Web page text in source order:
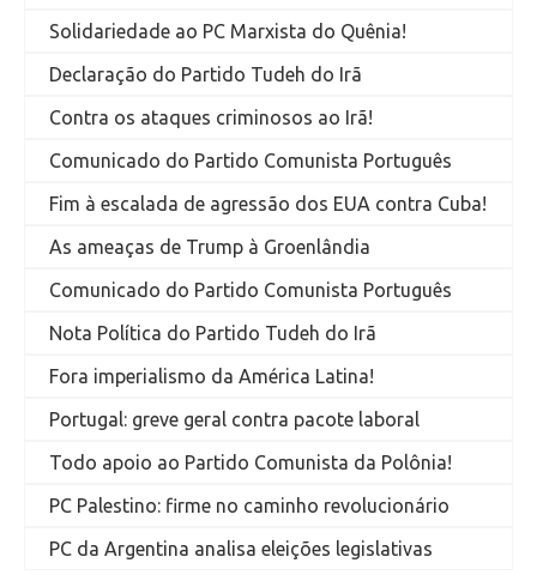
Solidariedade ao PC Marxista do Quênia!
Declaração do Partido Tudeh do Irã
Contra os ataques criminosos ao Irã!
Comunicado do Partido Comunista Português
Fim à escalada de agressão dos EUA contra Cuba!
As ameaças de Trump à Groenlândia
Comunicado do Partido Comunista Português
Nota Política do Partido Tudeh do Irã
Fora imperialismo da América Latina!
Portugal: greve geral contra pacote laboral
Todo apoio ao Partido Comunista da Polônia!
PC Palestino: firme no caminho revolucionário
PC da Argentina analisa eleições legislativas